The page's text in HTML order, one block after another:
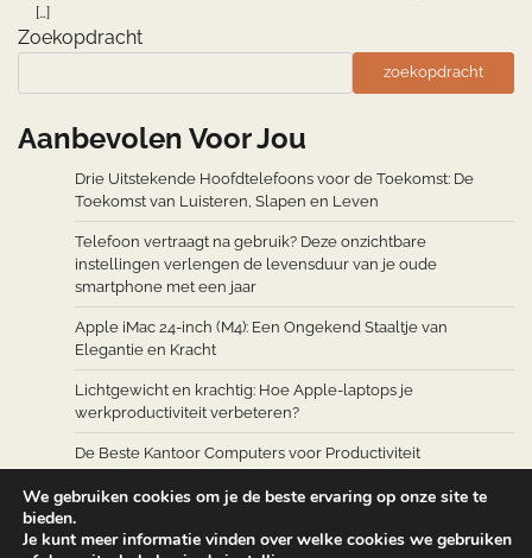
[…]
Zoekopdracht
zoekopdracht
Aanbevolen Voor Jou
Drie Uitstekende Hoofdtelefoons voor de Toekomst: De
Toekomst van Luisteren, Slapen en Leven
Telefoon vertraagt na gebruik? Deze onzichtbare
instellingen verlengen de levensduur van je oude
smartphone met een jaar
Apple iMac 24-inch (M4): Een Ongekend Staaltje van
Elegantie en Kracht
Lichtgewicht en krachtig: Hoe Apple-laptops je
werkproductiviteit verbeteren?
De Beste Kantoor Computers voor Productiviteit
We gebruiken cookies om je de beste ervaring op onze site te
bieden.
Je kunt meer informatie vinden over welke cookies we gebruiken